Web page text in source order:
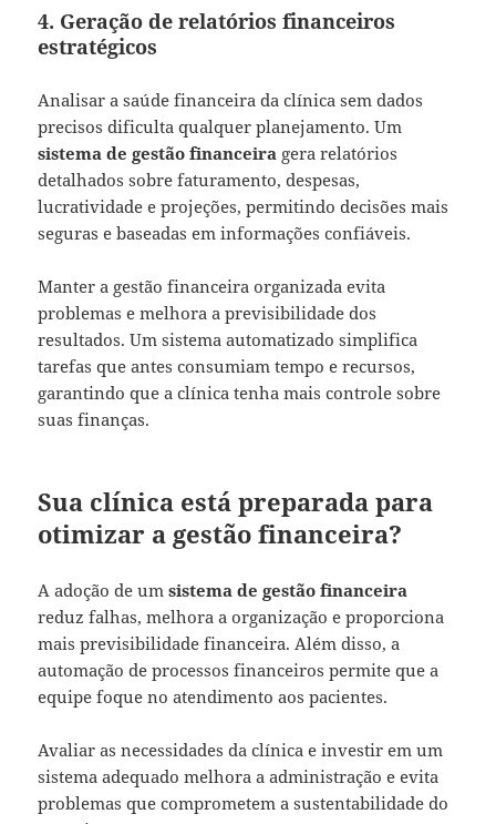
4. Geração de relatórios financeiros
estratégicos
Analisar a saúde financeira da clínica sem dados
precisos dificulta qualquer planejamento. Um
sistema de gestão financeira gera relatórios
detalhados sobre faturamento, despesas,
lucratividade e projeções, permitindo decisões mais
seguras e baseadas em informações confiáveis.
Manter a gestão financeira organizada evita
problemas e melhora a previsibilidade dos
resultados. Um sistema automatizado simplifica
tarefas que antes consumiam tempo e recursos,
garantindo que a clínica tenha mais controle sobre
suas finanças.
Sua clínica está preparada para
otimizar a gestão financeira?
A adoção de umsistema de gestão financeira
reduz falhas, melhora a organização e proporciona
mais previsibilidade financeira. Além disso, a
automação de processos financeiros permite que a
equipe foque no atendimento aos pacientes.
Avaliar as necessidades da clínica e investir em um
sistema adequado melhora a administração e evita
problemas que comprometem a sustentabilidade do